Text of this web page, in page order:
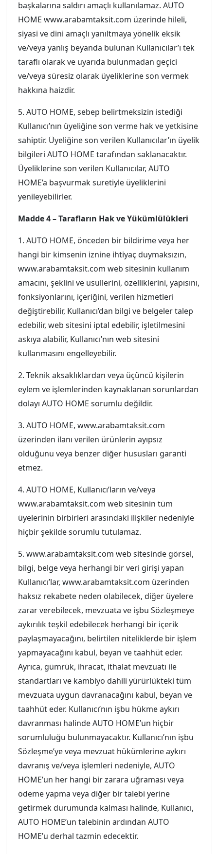
başkalarına saldırı amaçlı kullanılamaz. AUTO
HOME www.arabamtaksit.com üzerinde hileli,
siyasi ve dini amaçlı yanıltmaya yönelik eksik
ve/veya yanlış beyanda bulunan Kullanıcılar’ı tek
taraflı olarak ve uyarıda bulunmadan geçici
ve/veya süresiz olarak üyeliklerine son vermek
hakkına haizdir.
5. AUTO HOME, sebep belirtmeksizin istediği
Kullanıcı’nın üyeliğine son verme hak ve yetkisine
sahiptir. Üyeliğine son verilen Kullanıcılar’ın üyelik
bilgileri AUTO HOME tarafından saklanacaktır.
Üyeliklerine son verilen Kullanıcılar, AUTO
HOME’a başvurmak suretiyle üyeliklerini
yenileyebilirler.
Madde 4 – Tarafların Hak ve Yükümlülükleri
1. AUTO HOME, önceden bir bildirime veya her
hangi bir kimsenin iznine ihtiyaç duymaksızın,
www.arabamtaksit.com web sitesinin kullanım
amacını, şeklini ve usullerini, özelliklerini, yapısını,
fonksiyonlarını, içeriğini, verilen hizmetleri
değiştirebilir, Kullanıcı’dan bilgi ve belgeler talep
edebilir, web sitesini iptal edebilir, işletilmesini
askıya alabilir, Kullanıcı’nın web sitesini
kullanmasını engelleyebilir.
2. Teknik aksaklıklardan veya üçüncü kişilerin
eylem ve işlemlerinden kaynaklanan sorunlardan
dolayı AUTO HOME sorumlu değildir.
3. AUTO HOME, www.arabamtaksit.com
üzerinden ilanı verilen ürünlerin ayıpsız
olduğunu veya benzer diğer hususları garanti
etmez.
4. AUTO HOME, Kullanıcı’ların ve/veya
www.arabamtaksit.com web sitesinin tüm
üyelerinin birbirleri arasındaki ilişkiler nedeniyle
hiçbir şekilde sorumlu tutulamaz.
5. www.arabamtaksit.com web sitesinde görsel,
bilgi, belge veya herhangi bir veri girişi yapan
Kullanıcı’lar, www.arabamtaksit.com üzerinden
haksız rekabete neden olabilecek, diğer üyelere
zarar verebilecek, mevzuata ve işbu Sözleşmeye
aykırılık teşkil edebilecek herhangi bir içerik
paylaşmayacağını, belirtilen niteliklerde bir işlem
yapmayacağını kabul, beyan ve taahhüt eder.
Ayrıca, gümrük, ihracat, ithalat mevzuatı ile
standartları ve kambiyo dahili yürürlükteki tüm
mevzuata uygun davranacağını kabul, beyan ve
taahhüt eder. Kullanıcı’nın işbu hükme aykırı
davranması halinde AUTO HOME’un hiçbir
sorumluluğu bulunmayacaktır. Kullanıcı’nın işbu
Sözleşme’ye veya mevzuat hükümlerine aykırı
davranış ve/veya işlemleri nedeniyle, AUTO
HOME’un her hangi bir zarara uğraması veya
ödeme yapma veya diğer bir talebi yerine
getirmek durumunda kalması halinde, Kullanıcı,
AUTO HOME’un talebinin ardından AUTO
HOME’u derhal tazmin edecektir.